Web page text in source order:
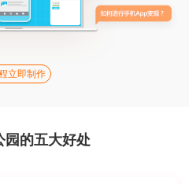
立即制作
园的五大好处